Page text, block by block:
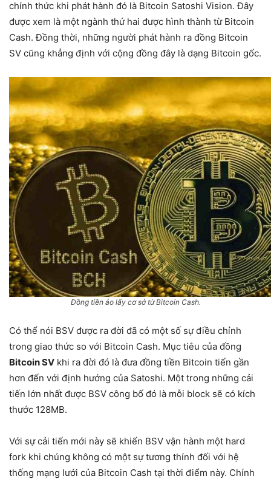
chính thức khi phát hành đó là Bitcoin Satoshi Vision. Đây
được xem là một ngành thứ hai được hình thành từ Bitcoin
Cash. Đồng thời, những người phát hành ra đồng Bitcoin
SV cũng khẳng định với cộng đồng đây là dạng Bitcoin gốc.
Đồng tiền ảo lấy cơ sở từ Bitcoin Cash.
Có thể nói BSV được ra đời đã có một số sự điều chỉnh
trong giao thức so với Bitcoin Cash. Mục tiêu của đồng
Bitcoin SV khi ra đời đó là đưa đồng tiền Bitcoin tiến gần
hơn đến với định hướng của Satoshi. Một trong những cải
tiến lớn nhất được BSV công bố đó là mỗi block sẽ có kích
thước 128MB.
Với sự cải tiến mới này sẽ khiến BSV vận hành một hard
fork khi chúng không có một sự tương thính đối với hệ
thống mạng lưới của Bitcoin Cash tại thời điểm này. Chính